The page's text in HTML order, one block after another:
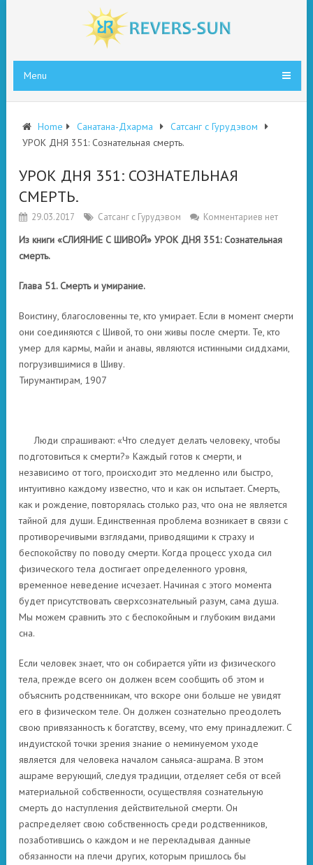
Menu
Home Санатана-Дхарма
Сатсанг с Гурудэвом
УРОК ДНЯ 351: Сознательная смерть.
УРОК ДНЯ 351: СОЗНАТЕЛЬНАЯ
СМЕРТЬ.
29.03.2017 Сатсанг с Гурудэвом Комментариев нет
Из книги «СЛИЯНИЕ С ШИВОЙ» УРОК ДНЯ 351: Сознательная
смерть.
Глава 51. Смерть и умирание.
Воистину, благословенны те, кто умирает. Если в момент смерти
они соединяются с Шивой, то они живы после смерти. Те, кто
умер для кармы, майи и анавы, являются истинными сиддхами,
погрузившимися в Шиву.
Тирумантирам, 1907
Люди спрашивают: «Что следует делать человеку, чтобы
подготовиться к смерти?» Каждый готов к смерти, и
независимо от того, происходит это медленно или быстро,
интуитивно каждому известно, что и как он испытает. Смерть,
как и рождение, повторялась столько раз, что она не является
тайной для души. Единственная проблема возникает в связи с
противоречивыми взглядами, приводящими к страху и
беспокойству по поводу смерти. Когда процесс ухода сил
физического тела достигает определенного уровня,
временное неведение исчезает. Начиная с этого момента
будет присутствовать сверхсознательный разум, сама душа.
Мы можем сравнить это с беспокойным и глубоким видами
сна.
Если человек знает, что он собирается уйти из физического
тела, прежде всего он должен всем сообщить об этом и
объяснить родственникам, что вскоре они больше не увидят
его в физическом теле. Он должен сознательно преодолеть
свою привязанность к богатству, всему, что ему принадлежит. С
индуистской точки зрения знание о неминуемом уходе
является для человека началом саньяса-ашрама. В этом
ашраме верующий, следуя традиции, отделяет себя от всей
материальной собственности, осуществляя сознательную
смерть до наступления действительной смерти. Он
распределяет свою собственность среди родственников,
позаботившись о каждом и не перекладывая данные
обязанности на плечи других, которым пришлось бы